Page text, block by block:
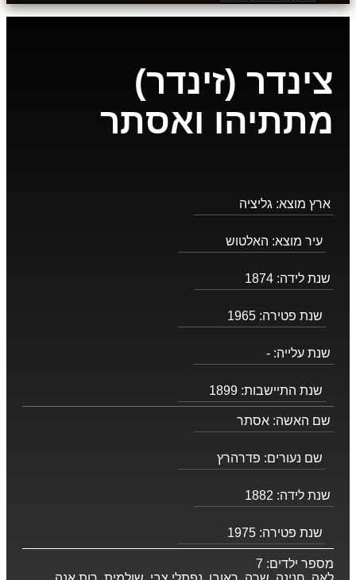
צינדר (זינדר)
מתתיהו ואסתר
ארץ מוצא: גליציה
עיר מוצא: האלטוש
שנת לידה: 1874
שנת פטירה: 1965
שנת עלייה: -
שנת התיישבות: 1899
שם האשה: אסתר
שם נעורים: פדרהרץ
שנת לידה: 1882
שנת פטירה: 1975
מספר ילדים: 7